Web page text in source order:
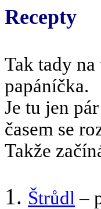
Recepty
Tak tady na
papáníčka.
Je tu jen
časem se
Takže
Štrůdl –